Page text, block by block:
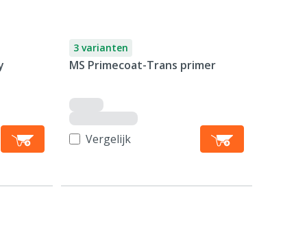
3 varianten
MS Primecoat-Trans primer
Vergelijk